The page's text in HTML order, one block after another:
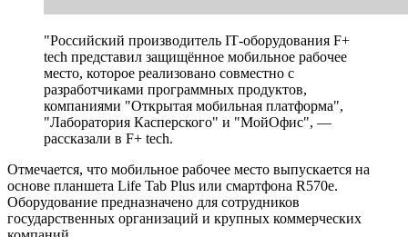
"Российский производитель IТ-оборудования F+
tech представил защищённое мобильное рабочее
место, которое реализовано совместно с
разработчиками программных продуктов,
компаниями "Открытая мобильная платформа",
"Лаборатория Касперского" и "МойОфис", —
рассказали в F+ tech.
Отмечается, что мобильное рабочее место выпускается на
основе планшета Life Tab Plus или смартфона R570e.
Оборудование предназначено для сотрудников
государственных организаций и крупных коммерческих